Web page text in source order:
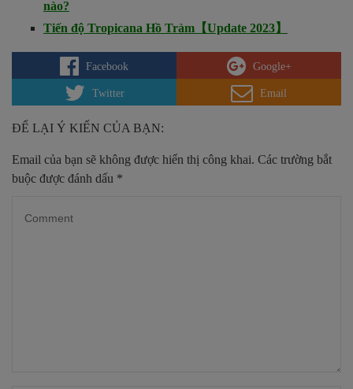
nào?
Tiến độ Tropicana Hồ Tràm【Update 2023】
Facebook Google+
Twitter Email
ĐỂ LẠI Ý KIẾN CỦA BẠN:
Email của bạn sẽ không được hiển thị công khai. Các trường bắt
buộc được đánh dấu *